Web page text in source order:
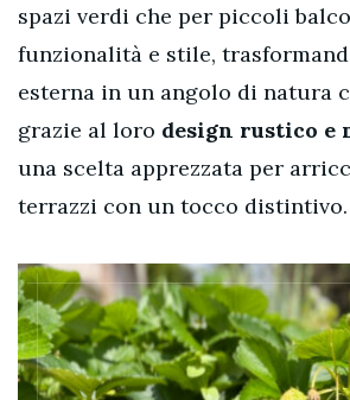
spazi verdi che per piccoli
funzionalità e stile,
esterna in un angolo di natura
grazie al loro design rustico e
una scelta apprezzata per
terrazzi con un tocco distintivo.